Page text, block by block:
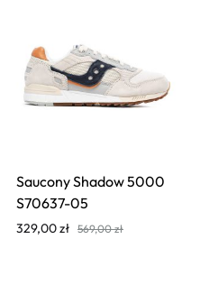
Saucony Shadow 5000
S70637-05
329,00zł 569,00zł